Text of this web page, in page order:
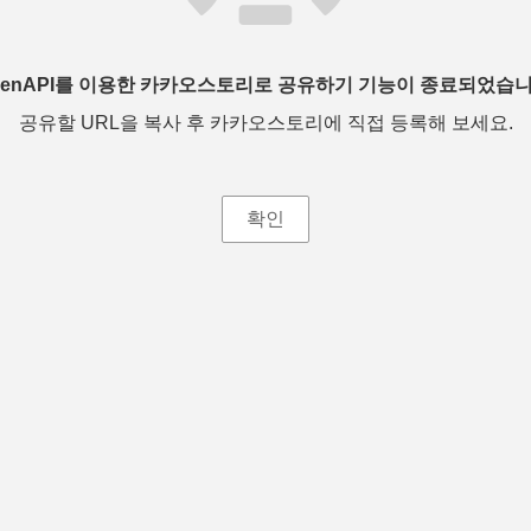
를 이용한 카카오스토리로 공유하기 기능이 종료되었습
공유할 URL을 복사 후 카카오스토리에 직접 등록해 보세요.
확인